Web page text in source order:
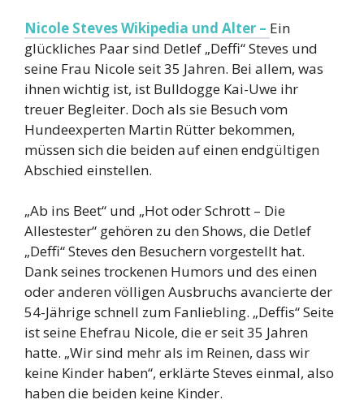
Nicole Steves Wikipedia und Alter – Ein
glückliches Paar sind Detlef „Deffi“ Steves und
seine Frau Nicole seit 35 Jahren. Bei allem, was
ihnen wichtig ist, ist Bulldogge Kai-Uwe ihr
treuer Begleiter. Doch als sie Besuch vom
Hundeexperten Martin Rütter bekommen,
müssen sich die beiden auf einen endgültigen
Abschied einstellen.
„Ab ins Beet“ und „Hot oder Schrott – Die
Allestester“ gehören zu den Shows, die Detlef
„Deffi“ Steves den Besuchern vorgestellt hat.
Dank seines trockenen Humors und des einen
oder anderen völligen Ausbruchs avancierte der
54-Jährige schnell zum Fanliebling. „Deffis“ Seite
ist seine Ehefrau Nicole, die er seit 35 Jahren
hatte. „Wir sind mehr als im Reinen, dass wir
keine Kinder haben“, erklärte Steves einmal, also
haben die beiden keine Kinder.